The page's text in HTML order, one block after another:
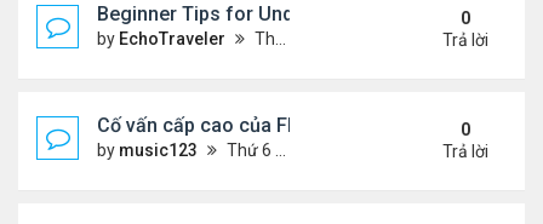
Beginner Tips for Understanding Diablo 4 Items
by EchoTraveler Thứ 7 Tháng 8 01, 2026 12:25 am
0
Trả lời
Cố vấn cấp cao của FIFA từ chức để phán đối
by music123 Thứ 6 Tháng 7 31, 2026 7:15 pm
0
Trả lời